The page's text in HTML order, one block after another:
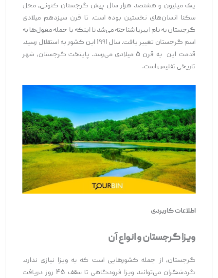
یک میلیون و هشتصد هزار سال پیش گرجستان کنونی، محل
سکنا انسان‌های نخستین بوده است. تا قرن سیزدهم میلادی
گرجستان به نام ایبریا شناخته می‌شد تا اینکه با حمله مغول‌ها به
اسم گرجستان تغییر یافت. سال ۱۹۹۱ این کشور به استقلال رسید.
قدمت این به قرن ۵ میلادی می‌رسد. پایتخت گرجستان، شهر
تاریخی تفلیس است.
اطلاعات کاربردی
ویزا گرجستان و انواع آن
گرجستان، از جمله کشورهایی است که به ویزا نیازی ندارد.
گردشگران می‌توانند ویزا فرودگاهی تا سقف ۴۵ روز دریافت